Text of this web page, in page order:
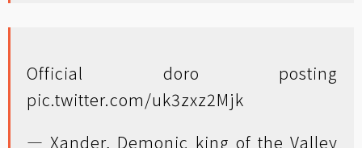
Official doro posting
pic.twitter.com/uk3zxz2Mjk
— Xander, Demonic king of the Valley